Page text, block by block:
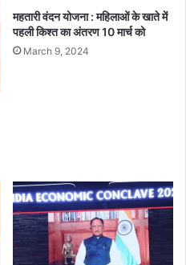
महतारी वंदन योजना : महिलाओं के खाते में
पहली किश्त का अंतरण 10 मार्च को
March 9, 2024